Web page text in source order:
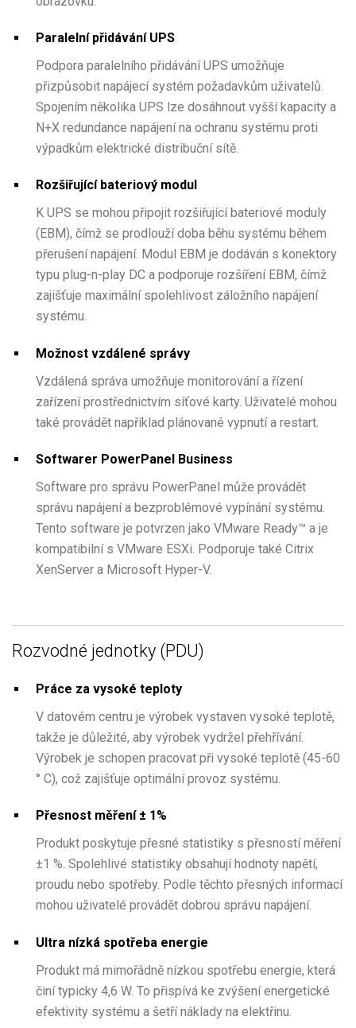
Paralelní přidávání UPS
Podpora paralelního přidávání UPS umožňuje
přizpůsobit napájecí systém požadavkům uživatelů.
Spojením několika UPS lze dosáhnout vyšší kapacity a
N+X redundance napájení na ochranu systému proti
výpadkům elektrické distribuční sítě.
Rozšiřující bateriový modul
K UPS se mohou připojit rozšiřující bateriové moduly
(EBM), čímž se prodlouží doba běhu systému během
přerušení napájení. Modul EBM je dodáván s konektory
typu plug-n-play DC a podporuje rozšíření EBM, čímž
zajišťuje maximální spolehlivost záložního napájení
systému.
Možnost vzdálené správy
Vzdálená správa umožňuje monitorování a řízení
zařízení prostřednictvím síťové karty. Uživatelé mohou
také provádět například plánované vypnutí a restart.
Softwarer PowerPanel Business
Software pro správu PowerPanel může provádět
správu napájení a bezproblémové vypínání systému.
Tento software je potvrzen jako VMware Ready™ a je
kompatibilní s VMware ESXi. Podporuje také Citrix
XenServer a Microsoft Hyper-V.
Rozvodné jednotky (PDU)
Práce za vysoké teploty
V datovém centru je výrobek vystaven vysoké teplotě,
takže je důležité, aby výrobek vydržel přehřívání.
Výrobek je schopen pracovat při vysoké teplotě (45-60
° C), což zajišťuje optimální provoz systému.
Přesnost měření ± 1%
Produkt poskytuje přesné statistiky s přesností měření
±1 %. Spolehlivé statistiky obsahují hodnoty napětí,
proudu nebo spotřeby. Podle těchto přesných informací
mohou uživatelé provádět dobrou správu napájení.
Ultra nízká spotřeba energie
Produkt má mimořádně nízkou spotřebu energie, která
činí typicky 4,6 W. To přispívá ke zvýšení energetické
efektivity systému a šetří náklady na elektřinu.